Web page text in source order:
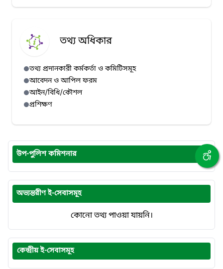
তথ্য অধিকার
তথ্য প্রদানকারী কর্মকর্তা ও কমিটিসমূহ
আবেদন ও আপিল ফরম
আইন/বিধি/কৌশল
প্রশিক্ষণ
উপ-পুলিশ কমিশনার
অভ্যন্তরীণ ই-সেবাসমূহ
কোনো তথ্য পাওয়া যায়নি।
কেন্দ্রীয় ই-সেবাসমূহ